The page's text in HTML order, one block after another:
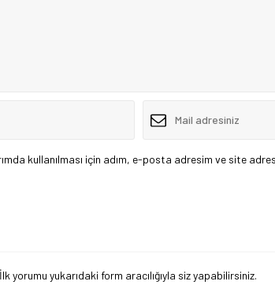
kullanılması için adım, e-posta adresim ve site
yorumu yukarıdaki form aracılığıyla siz yapabilirsiniz.